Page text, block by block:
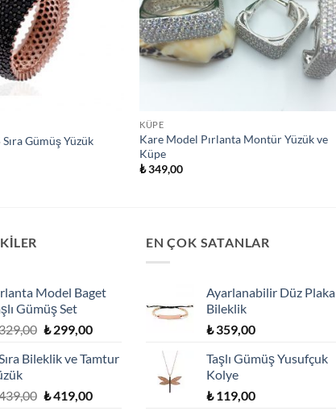
Gümüş Yüzük
KÜPE
Kare Model Pırlanta Montür Yüzük ve
Küpe
₺349,00
Model Baget
Gümüş Set
Orijinal
₺ 329,00.
₺299,00Şu
fiyat:
Bileklik ve Tamtur
Orijinal
₺419,00Şu
EN ÇOK SATANLAR
Ayarlanabilir Düz Plaka
Bileklik
₺359,00
Taşlı Gümüş Yusufçuk
Kolye
₺119,00